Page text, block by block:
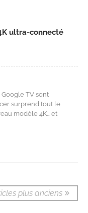
ultra-connecté
TV sont
surprend tout le
modèle 4K… et
plus anciens